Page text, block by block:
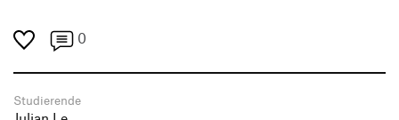
0
Studierende